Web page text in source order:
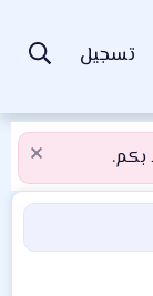
تسجيل
بكم.